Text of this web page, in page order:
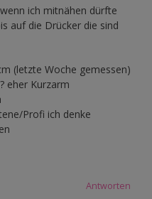
ich mitnähen dürfte
auf die Drücker die sind
(letzte Woche gemessen)
eher Kurzarm
Profi ich denke
Antworten